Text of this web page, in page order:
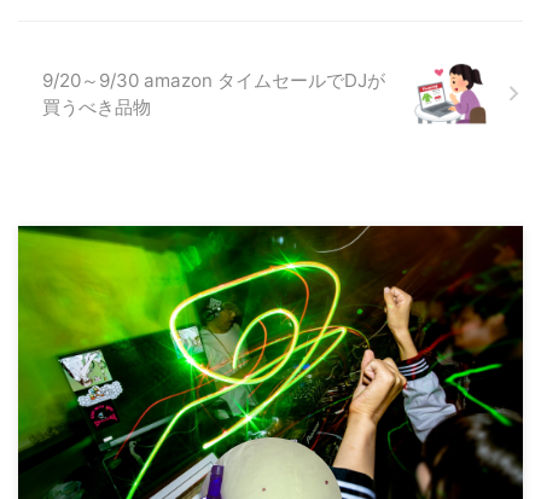
9/20～9/30 amazon タイムセールでDJが
買うべき品物